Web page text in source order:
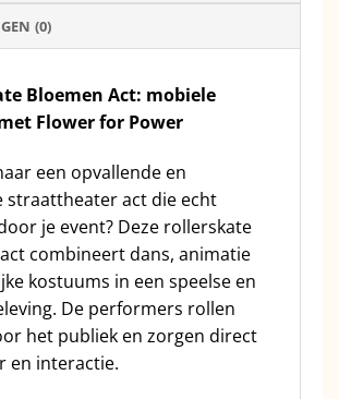
(0)
Bloemen Act: mobiele
Flower for Power
een opvallende en
straattheater act die echt
je event? Deze rollerskate
combineert dans, animatie
kostuums in een speelse en
De performers rollen
het publiek en zorgen direct
en interactie.